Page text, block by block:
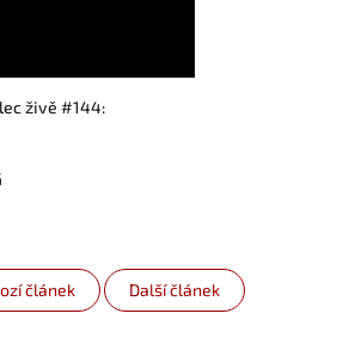
živě #144:
článek Další článek